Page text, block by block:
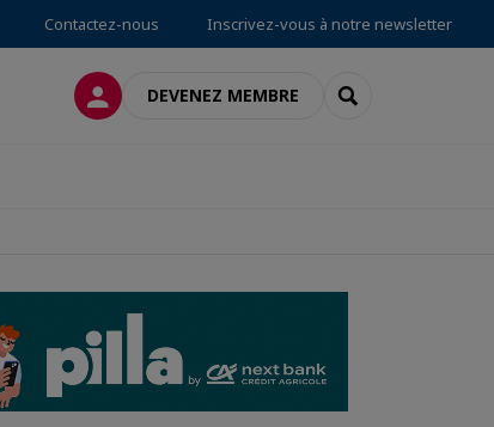
Contactez-nous Inscrivez-vous à notre newsletter
CONNEXIONDEVENEZ MEMBRE RECHERCHER